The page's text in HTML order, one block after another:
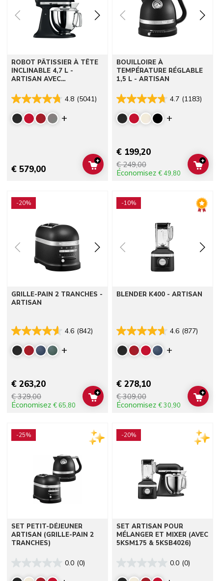
ROBOT PÂTISSIER À TÊTE
INCLINABLE 4,7 L -
ARTISAN AVEC
4.8 (5041)
Display more colors
€ 579,00 ADD TO CART
+
BOUILLOIRE À
TEMPÉRATURE RÉGLABLE
1,5 L - ARTISAN
4.7 (1183)
Display
€ 199,20
€ 249,00
Économisez € 49,80
ADD
+
-20%
GRILLE-PAIN 2 TRANCHES -
ARTISAN
4.6 (842)
Display more colors
€ 263,20
€ 329,00
Économisez € 65,80
ADD TO CART
+
-10%
BLENDER K400 - ARTISAN
4.6 (877)
Display
€ 278,10
€ 309,00
Économisez € 30,90
ADD
+
-25%
SET PETIT-DÉJEUNER
ARTISAN (GRILLE-PAIN 2
TRANCHES)
0.0 (0)
-20%
SET ARTISAN POUR
MÉLANGER ET MIXER (AVEC
5KSM175 & 5KSB4026)
0.0 (0)